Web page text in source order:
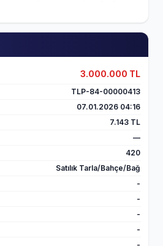
3.000.000 TL
TLP-84-00000413
07.01.2026 04:16
7.143 TL
—
420
Satılık Tarla/Bahçe/Bağ
-
-
-
-